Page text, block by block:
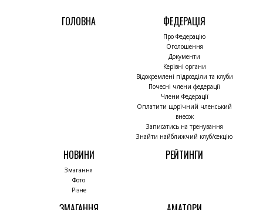
ГОЛОВНА ФЕДЕРАЦІЯ
Про Федерацію
Оголошення
Документи
Керівні органи
Відокремлені підрозділи та клуби
Почесні члени федерації
Члени Федерації
Оплатити щорічний членський
внесок
Записатись на тренування
Знайти найближчий клуб/секцію
НОВИНИ
Змагання
Фото
Різне
РЕЙТИНГИ